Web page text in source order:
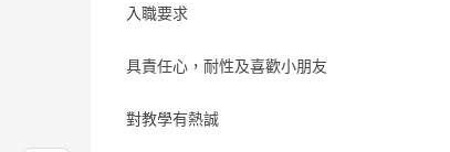
入職要求
具責任心，耐性及喜歡小朋友
對教學有熱誠